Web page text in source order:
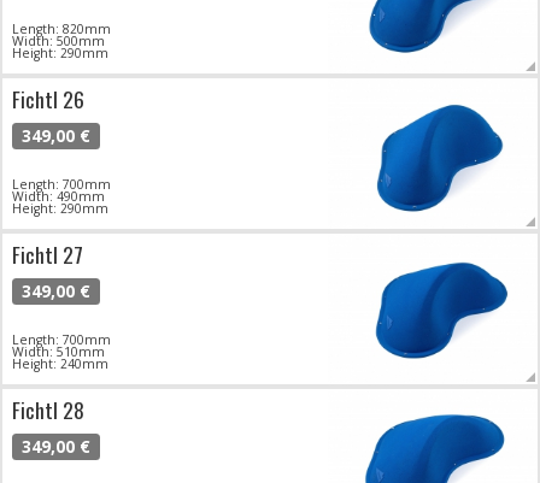
Length: 820mm
Width: 500mm
Height: 290mm
Fichtl 26
349,00 €
Length: 700mm
Width: 490mm
Height: 290mm
Fichtl 27
349,00 €
Length: 700mm
Width: 510mm
Height: 240mm
Fichtl 28
349,00 €